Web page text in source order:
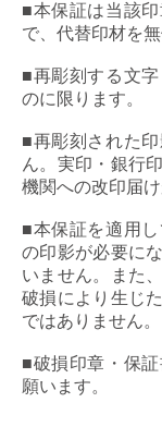
■本保証は当該
で、代替印材を
■再彫刻する文
のに限ります。
■再彫刻された
ん。実印・銀行
機関への改印届
■本保証を適用
の印影が必要に
いません。また
破損により生じ
ではありません。
■破損印章・保
願います。